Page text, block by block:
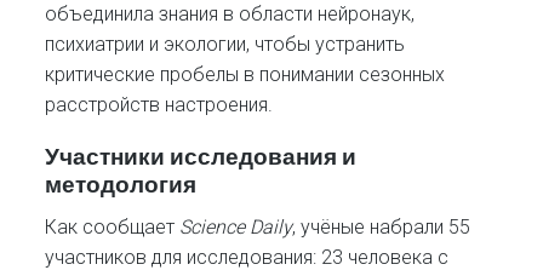
объединила знания в области нейронаук,
психиатрии и экологии, чтобы устранить
критические пробелы в понимании сезонных
расстройств настроения.
Участники исследования и
методология
Как сообщает Science Daily, учёные набрали 55
участников для исследования: 23 человека с